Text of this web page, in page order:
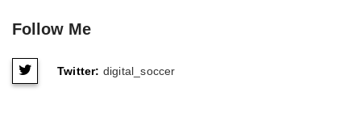
Follow Me
Twitter: digital_soccer